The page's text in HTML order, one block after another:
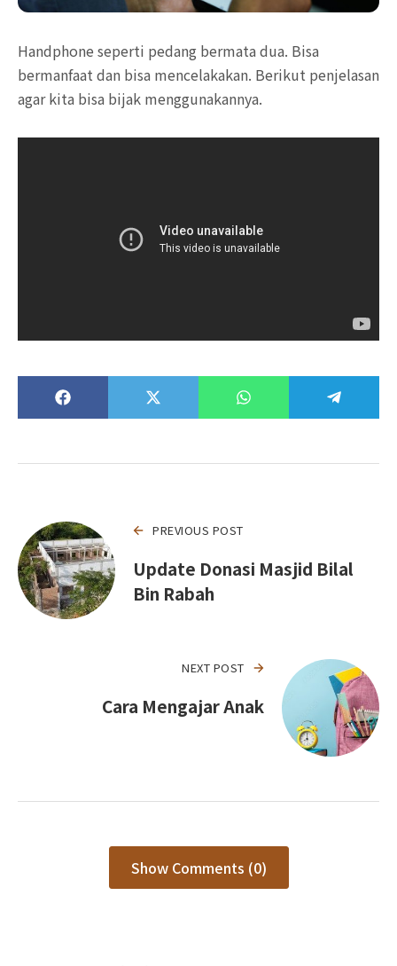
Handphone seperti pedang bermata dua. Bisa
bermanfaat dan bisa mencelakakan. Berikut penjelasan
agar kita bisa bijak menggunakannya.
PREVIOUS POST
Update Donasi Masjid Bilal
Bin Rabah
NEXT POST
Cara Mengajar Anak
Show Comments (0)